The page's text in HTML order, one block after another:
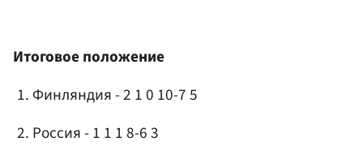
Итоговое положение
Финляндия - 2 1 0 10-7 5
Россия - 1 1 1 8-6 3